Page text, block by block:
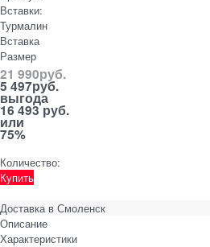
Вставки:
Турмалин
Вставка
Размер
21 990руб.
5 497руб.
выгода
16 493 руб.
или
75%
Количество:
Купить
Доставка в Смоленск
Описание
Характеристики